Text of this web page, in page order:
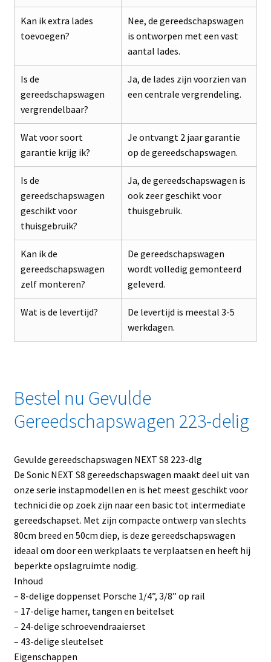
Kan ik extra lades
toevoegen?
Nee, de gereedschapswagen
is ontworpen met een vast
aantal lades.
Is de
gereedschapswagen
vergrendelbaar?
Ja, de lades zijn voorzien van
een centrale vergrendeling.
Wat voor soort
garantie krijg ik?
Je ontvangt 2 jaar garantie
op de gereedschapswagen.
Is de
gereedschapswagen
geschikt voor
thuisgebruik?
Ja, de gereedschapswagen is
ook zeer geschikt voor
thuisgebruik.
Kan ik de
gereedschapswagen
zelf monteren?
De gereedschapswagen
wordt volledig gemonteerd
geleverd.
Wat is de levertijd?
De levertijd is meestal 3-5
werkdagen.
Bestel nu Gevulde
Gereedschapswagen 223-delig
Gevulde gereedschapswagen NEXT S8 223-dlg
De Sonic NEXT S8 gereedschapswagen maakt deel uit van
onze serie instapmodellen en is het meest geschikt voor
technici die op zoek zijn naar een basic tot intermediate
gereedschapset. Met zijn compacte ontwerp van slechts
80cm breed en 50cm diep, is deze gereedschapswagen
ideaal om door een werkplaats te verplaatsen en heeft hij
beperkte opslagruimte nodig.
Inhoud
– 8-delige doppenset Porsche 1/4”, 3/8” op rail
– 17-delige hamer, tangen en beitelset
– 24-delige schroevendraaierset
– 43-delige sleutelset
Eigenschappen